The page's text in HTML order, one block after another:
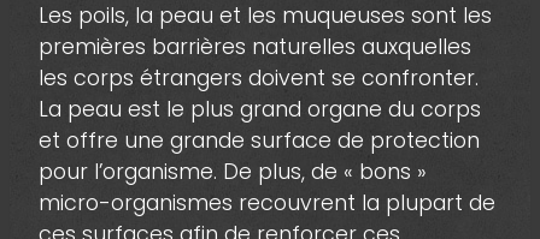
Les poils, la peau et les muqueuses sont les
premières barrières naturelles auxquelles
les corps étrangers doivent se confronter.
La peau est le plus grand organe du corps
et offre une grande surface de protection
pour l’organisme. De plus, de « bons »
micro-organismes recouvrent la plupart de